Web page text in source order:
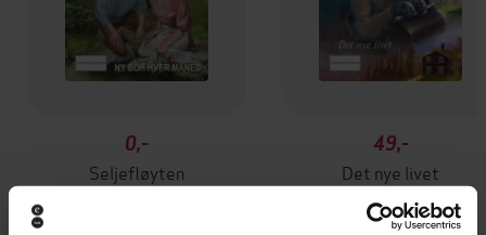
0,-
Seljefløyten
49,-
Det nye livet
Sigrid Lunde
EBOK